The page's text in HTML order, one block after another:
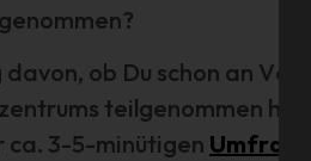
ob Du schon an
teilgenommen
ca. 3-5-minütigen Umfrage